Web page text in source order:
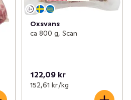
Oxsvans
ca 800 g, Scan
122,09 kr
152,61 kr /kg